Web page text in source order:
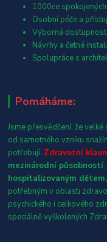
1000ce
Osobní péče a
Výborná
Návrhy a četné
Spolupráce s
Pomáháme:
Jsme přesvědčení, že
od samotného vzniku
potřebují. Zdravotní klaun
mezinárodní působností
hospitalizovaným
potřebným v oblasti
psychického i celkového
speciálně vyškolených